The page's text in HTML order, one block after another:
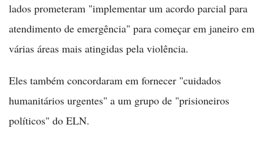
lados prometeram "implementar um acordo parcial para
atendimento de emergência" para começar em janeiro em
várias áreas mais atingidas pela violência.
Eles também concordaram em fornecer "cuidados
humanitários urgentes" a um grupo de "prisioneiros
políticos" do ELN.